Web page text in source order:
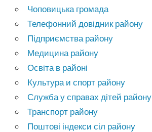
Чоповицька громада
Телефонний довідник району
Підприємства району
Медицина району
Освіта в районі
Культура и спорт району
Служба у справах дітей району
Транспорт району
Поштові індекси сіл району